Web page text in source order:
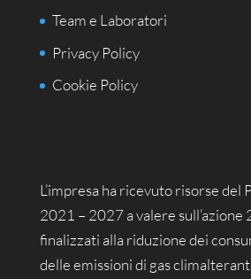
Team e Laboratori
Privacy Policy
Cookie Policy
L’impresa ha ricevuto risorse del
2021 – 2027 a valere sull’azione
finalizzati alla riduzione dei
delle emissioni di gas